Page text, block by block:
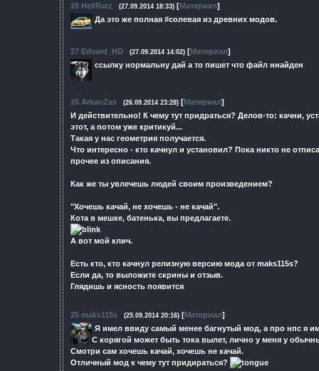
28 HellRatz (27.09.2014 18:33) [Материал]
Да это же полная #солевая из древних модов.
27 Edvard_HD (27.09.2014 14:02) [Материал]
ссылку нормальну дай а то пишет что файл ннайден
26 ArkanZas (26.09.2014 23:28) [Материал]
И действительно! К чему тут придраться? Делов-то: качни,
этот, а потом уже критикуй...
Такая у нас геометрия получается.
Что интересно - кто качнул и установил? Пока никто не
прочее из описания.
Как же ты увлечешь людей своим произведением?
"Хочешь качай, не хочешь - не качай".
Кота в мешке, батенька, вы предлагаете.
А вот мой клич.
Есть кто, кто качнул релизную версию мода от maks115s?
Если да, то выложите скрины и отзыв.
Глядишь и ясность появится
25 maks115s (25.09.2014 20:16) [Материал]
Я имел ввиду самый менее багнутый мод, а про нпс я
С корягой может быть тока вылет, лично у меня у
Смотри сам хочешь качай, хочешь не качай.
Отличный мод к чему тут придираться?